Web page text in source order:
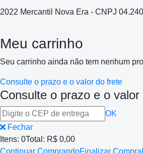
2022 Mercantil Nova Era - CNPJ
Meu carrinho
Seu carrinho ainda não tem nenhum
Consulte o prazo e o valor do frete
Consulte o prazo e o
OK
Fechar
Itens: 0Total: R$ 0,00
Continuar ComprandoFinalizar Compra